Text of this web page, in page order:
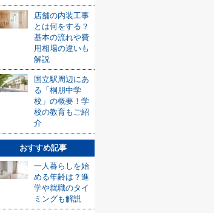
店舗の内装工事
とは何をする？
基本の流れや費
用相場の違いも
解説
国立駅周辺にあ
る「桐朋中学
校」の概要！学
校の教育もご紹
介
おすすめ記事
一人暮らしを始
める年齢は？進
学や就職のタイ
ミングも解説